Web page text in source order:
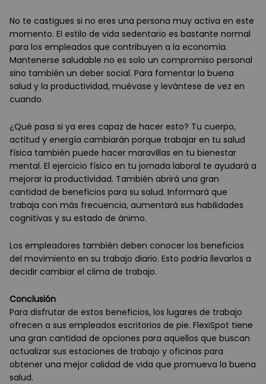
No te castigues si no eres una persona muy activa en este
momento. El estilo de vida sedentario es bastante normal
para los empleados que contribuyen a la economía.
Mantenerse saludable no es solo un compromiso personal
sino también un deber social. Para fomentar la buena
salud y la productividad, muévase y levántese de vez en
cuando.
¿Qué pasa si ya eres capaz de hacer esto? Tu cuerpo,
actitud y energía cambiarán porque trabajar en tu salud
física también puede hacer maravillas en tu bienestar
mental. El ejercicio físico en tu jornada laboral te ayudará a
mejorar la productividad. También abrirá una gran
cantidad de beneficios para su salud. Informará que
trabaja con más frecuencia, aumentará sus habilidades
cognitivas y su estado de ánimo.
Los empleadores también deben conocer los beneficios
del movimiento en su trabajo diario. Esto podría llevarlos a
decidir cambiar el clima de trabajo.
Conclusión
Para disfrutar de estos beneficios, los lugares de trabajo
ofrecen a sus empleados escritorios de pie. FlexiSpot tiene
una gran cantidad de opciones para aquellos que buscan
actualizar sus estaciones de trabajo y oficinas para
obtener una mejor calidad de vida que promueva la buena
salud.